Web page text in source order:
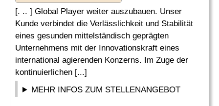
[. .. ] Global Player weiter auszubauen. Unser
Kunde verbindet die Verlässlichkeit und Stabilität
eines gesunden mittelständisch geprägten
Unternehmens mit der Innovationskraft eines
international agierenden Konzerns. Im Zuge der
kontinuierlichen [...]
MEHR INFOS ZUM STELLENANGEBOT